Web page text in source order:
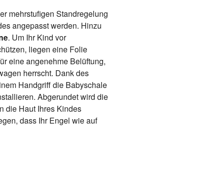
mehrstufigen Standregelung
angepasst werden. Hinzu
. Um Ihr Kind vor
liegen eine Folie
eine angenehme Belüftung,
herrscht. Dank des
Handgriff die Babyschale
Abgerundet wird die
die Haut Ihres Kindes
dass Ihr Engel wie auf